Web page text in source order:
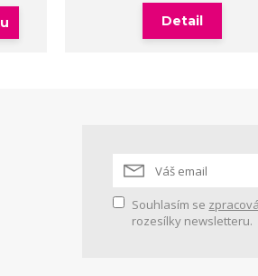
Detail
Souhlasím se
rozesílky newsletteru.